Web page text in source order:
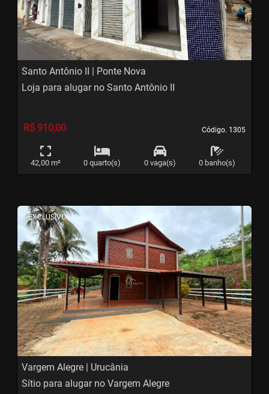
Santo Antônio II | Ponte Nova
Código. 1305
Código. 1305
Loja para alugar no Santo Antônio II
R$ 910,00
42,00 m² 0 quarto(s) 0 vaga(s) 0 banho(s)
EXCLUSIVO
< <<<
‹
Previous
›
Next
Vargem Alegre | Urucânia
Sítio para alugar no Vargem Alegre